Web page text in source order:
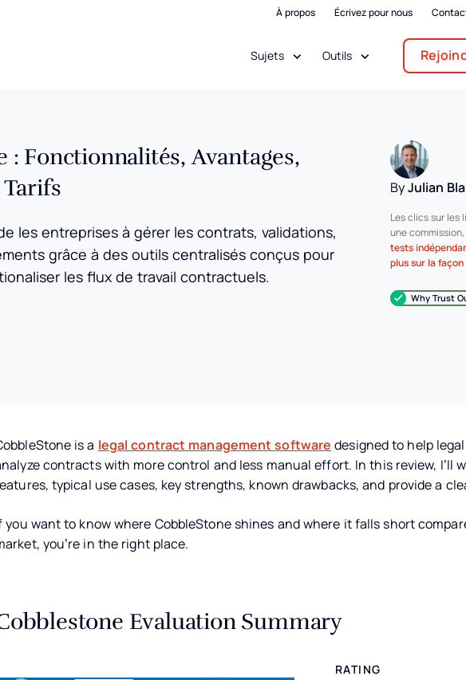
À propos Écrivez pour nous
Sujets Outils
: Fonctionnalités, Avantages,
les entreprises à gérer les contrats, validations,
grâce à des outils centralisés conçus pour
les flux de travail contractuels.
By Julian
Les clics sur les
une
tests
plus sur la
Why Trust
is a legal contract management software designed to help
contracts with more control and less manual effort. In this review, I’ll
typical use cases, key strengths, known drawbacks, and provide a
you want to know where CobbleStone shines and where it falls short
you’re in the right place.
Evaluation Summary
RATING